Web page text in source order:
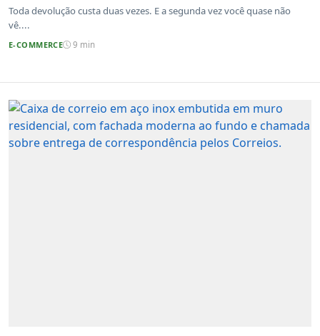
Toda devolução custa duas vezes. E a segunda vez você quase não
vê....
E-COMMERCE 9 min